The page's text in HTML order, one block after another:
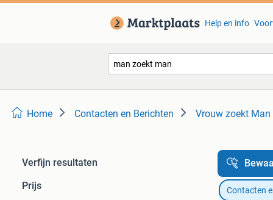
Help en info
Home Contacten en Berichten Vrouw zoekt Man
Verfijn resultaten
Prijs
Contacten